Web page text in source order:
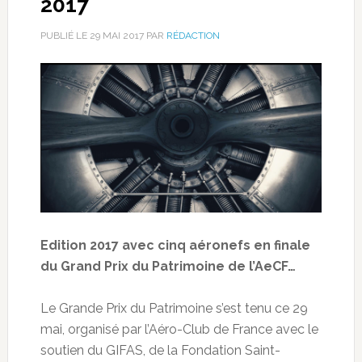
2017
PUBLIÉ LE 29 MAI 2017PAR RÉDACTION
Edition 2017 avec cinq aéronefs en finale
du Grand Prix du Patrimoine de l’AeCF…
Le Grande Prix du Patrimoine s’est tenu ce 29
mai, organisé par l’Aéro-Club de France avec le
soutien du GIFAS, de la Fondation Saint-